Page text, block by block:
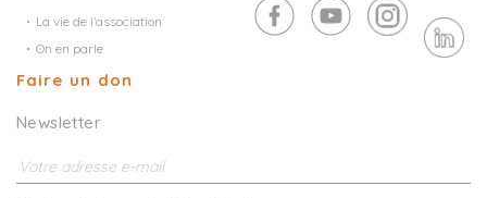
La vie de l’association
On en parle
Faire un don
Newsletter